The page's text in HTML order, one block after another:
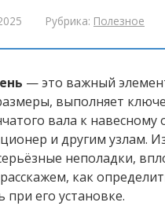
Рубрика: Полезное
— это важный
выполняет
вала к
и другим
неполадки,
как
его установке.